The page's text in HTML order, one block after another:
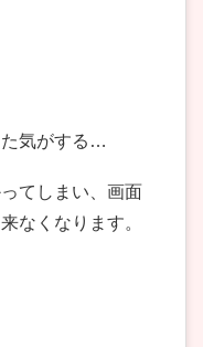
た気がする…
てしまい、画面
なくなります。